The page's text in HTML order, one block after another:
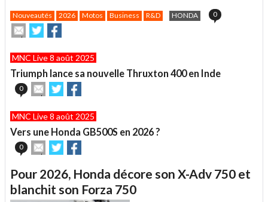
Nouveautés 2026 Motos Business R&D HONDA 0
Envoyer
cet
à
un
ami
Partager
sur
sur
MNC Live 8 août 2025
Triumph lance sa nouvelle Thruxton 400 en Inde
0
Envoyer
cet
à
ami
Partager
sur sur
MNC Live 8 août 2025
Vers une Honda GB500S en 2026 ?
0
Envoyer
cet
à
un
ami
Partager
sur sur
Pour 2026, Honda décore son X-Adv 750 et
blanchit son Forza 750